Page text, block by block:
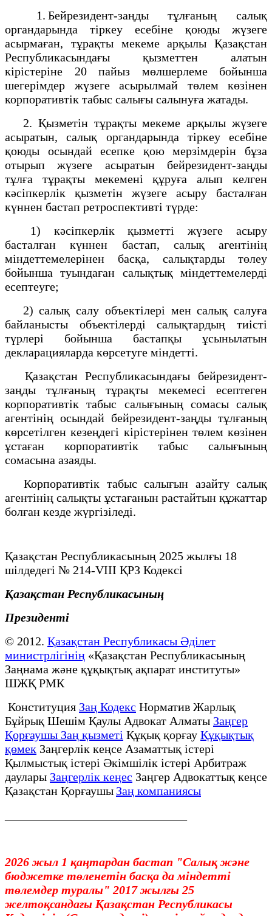
1. Бейрезидент-заңды тұлғаның салық
органдарында тіркеу есебіне қоюды жүзеге
асырмаған, тұрақты мекеме арқылы Қазақстан
Республикасындағы қызметтен алатын
кірістеріне 20 пайыз мөлшерлеме бойынша
шегерімдер жүзеге асырылмай төлем көзінен
корпоративтік табыс салығы салынуға жатады.
2. Қызметін тұрақты мекеме арқылы жүзеге
асыратын, салық органдарында тіркеу есебіне
қоюды осындай есепке қою мерзімдерін бұза
отырып жүзеге асыратын бейрезидент-заңды
тұлға тұрақты мекемені құруға алып келген
кәсіпкерлік қызметін жүзеге асыру басталған
күннен бастап ретроспективті түрде:
1) кәсіпкерлік қызметті жүзеге асыру
басталған күннен бастап, салық агентінің
міндеттемелерінен басқа, салықтарды төлеу
бойынша туындаған салықтық міндеттемелерді
есептеуге;
2) салық салу объектілері мен салық салуға
байланысты объектілерді салықтардың тиісті
түрлері бойынша бастапқы ұсынылатын
декларацияларда көрсетуге міндетті.
Қазақстан Республикасындағы бейрезидент-
заңды тұлғаның тұрақты мекемесі есептеген
корпоративтік табыс салығының сомасы салық
агентінің осындай бейрезидент-заңды тұлғаның
көрсетілген кезеңдегі кірістерінен төлем көзінен
ұстаған корпоративтік табыс салығының
сомасына азаяды.
Корпоративтік табыс салығын азайту салық
агентінің салықты ұстағанын растайтын құжаттар
болған кезде жүргізіледі.
Қазақстан Республикасының 2025 жылғы 18
шiлдедегi № 214-VIII ҚРЗ Кодексі
Қазақстан Республикасының
Президенті
© 2012. Қазақстан Республикасы Әділет
министрлігінің «Қазақстан Республикасының
Заңнама және құқықтық ақпарат институты»
ШЖҚ РМК
Конституция Заң Кодекс Норматив Жарлық
Бұйрық Шешім Қаулы Адвокат Алматы Заңгер
Қорғаушы Заң қызметі Құқық қорғау Құқықтық
қөмек Заңгерлік кеңсе Азаматтық істері
Қылмыстық істері Әкімшілік істері Арбитраж
даулары Заңгерлік кеңес Заңгер Адвокаттық кеңсе
Қазақстан Қорғаушы Заң компаниясы
2026 жыл 1 қаңтардан бастап "Салық және
бюджетке төленетін басқа да міндетті
төлемдер туралы" 2017 жылғы 25
желтоқсандағы Қазақстан Республикасы